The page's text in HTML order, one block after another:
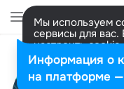
Мы используем
сервисы для вас.
настроить
представитель.
Разрешить все
Информация о
на платформе